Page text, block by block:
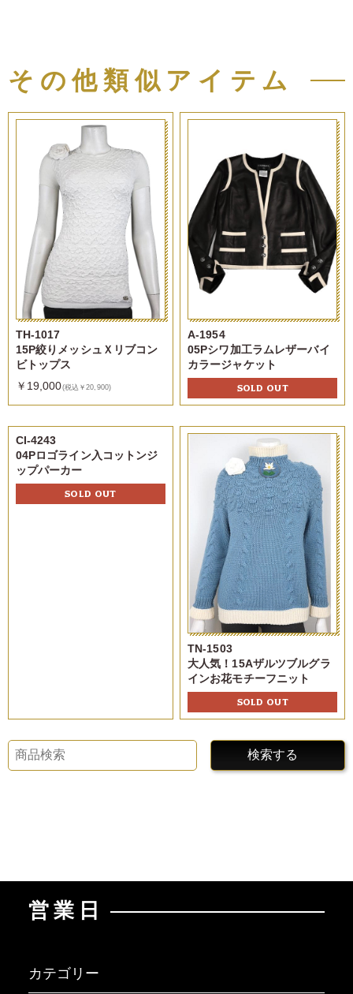
その他類似アイテム
TH-1017
15P絞りメッシュＸリブコン
ビトップス
￥19,000(税込￥20,900)
A-1954
05Pシワ加工ラムレザーバイ
カラージャケット
SOLD OUT
CI-4243
04Pロゴライン入コットンジ
ップパーカー
SOLD OUT
TN-1503
大人気！15Aザルツブルグラ
インお花モチーフニット
SOLD OUT
検索する
営業日
カテゴリー